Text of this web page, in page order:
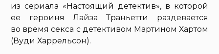
из сериала «Настоящий детектив», в которой
ее героиня Лайза Траньетти раздевается
во время секса с детективом Мартином Хартом
(Вуди Харрельсон).